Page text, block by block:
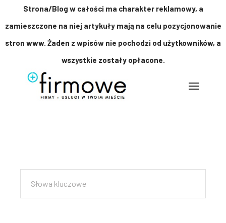
Strona/Blog w całości ma charakter reklamowy, a
zamieszczone na niej artykuły mają na celu pozycjonowanie
stron www. Żaden z wpisów nie pochodzi od użytkowników, a
wszystkie zostały opłacone.